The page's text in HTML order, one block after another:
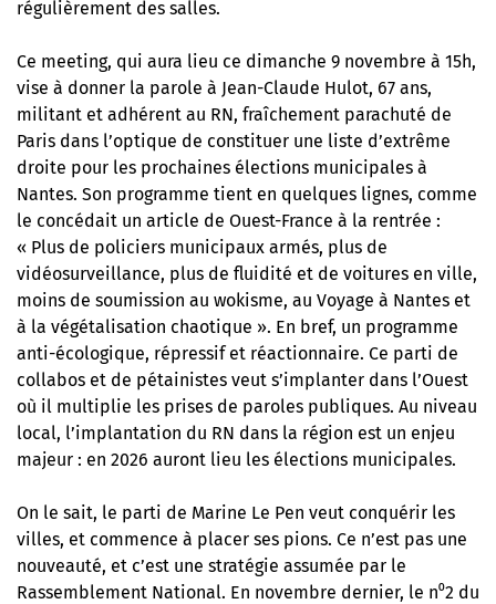
régulièrement des salles.
Ce meeting, qui aura lieu ce dimanche 9 novembre à 15h,
vise à donner la parole à Jean-Claude Hulot, 67 ans,
militant et adhérent au RN, fraîchement parachuté de
Paris dans l’optique de constituer une liste d’extrême
droite pour les prochaines élections municipales à
Nantes. Son programme tient en quelques lignes, comme
le concédait un article de Ouest-France à la rentrée :
« Plus de policiers municipaux armés, plus de
vidéosurveillance, plus de fluidité et de voitures en ville,
moins de soumission au wokisme, au Voyage à Nantes et
à la végétalisation chaotique ». En bref, un programme
anti-écologique, répressif et réactionnaire. Ce parti de
collabos et de pétainistes veut s’implanter dans l’Ouest
où il multiplie les prises de paroles publiques. Au niveau
local, l’implantation du RN dans la région est un enjeu
majeur : en 2026 auront lieu les élections municipales.
On le sait, le parti de Marine Le Pen veut conquérir les
villes, et commence à placer ses pions. Ce n’est pas une
nouveauté, et c’est une stratégie assumée par le
Rassemblement National. En novembre dernier, le n⁰2 du